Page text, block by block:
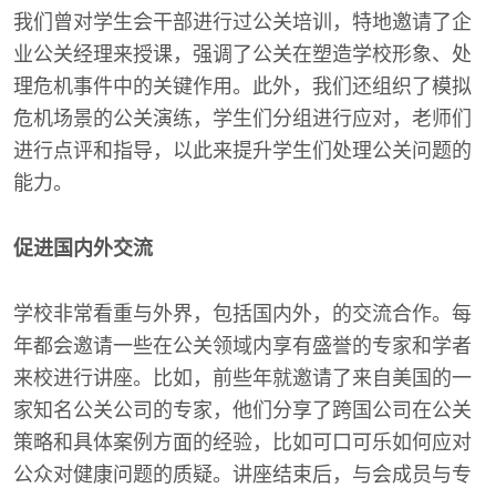
我们曾对学生会干部进行过公关培训，特地邀请了企
业公关经理来授课，强调了公关在塑造学校形象、处
理危机事件中的关键作用。此外，我们还组织了模拟
危机场景的公关演练，学生们分组进行应对，老师们
进行点评和指导，以此来提升学生们处理公关问题的
能力。
促进国内外交流
学校非常看重与外界，包括国内外，的交流合作。每
年都会邀请一些在公关领域内享有盛誉的专家和学者
来校进行讲座。比如，前些年就邀请了来自美国的一
家知名公关公司的专家，他们分享了跨国公司在公关
策略和具体案例方面的经验，比如可口可乐如何应对
公众对健康问题的质疑。讲座结束后，与会成员与专